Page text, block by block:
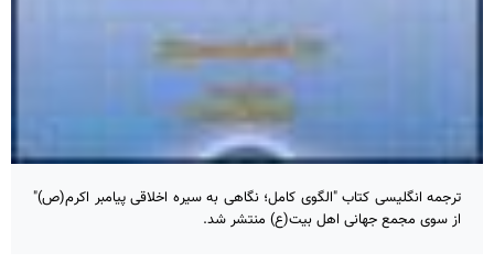
ترجمه انگلیسى کتاب "الگوى کامل؛ نگاهى به سیره‌ اخلاقى پیامبر اکرم(ص)"
از سوی مجمع جهانی اهل بیت(ع) منتشر شد.